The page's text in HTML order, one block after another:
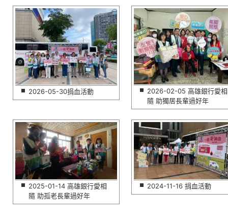
2026-05-30捐血活動
2026-02-05 高雄銀行愛相
隨 助獨居長輩過好年
2025-01-14 高雄銀行愛相
隨 助孤老長輩過好年
2024-11-16 捐血活動